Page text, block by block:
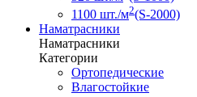
1100 шт./м2(S-2000)
Наматрасники
Наматрасники
Категории
Ортопедические
Влагостойкие